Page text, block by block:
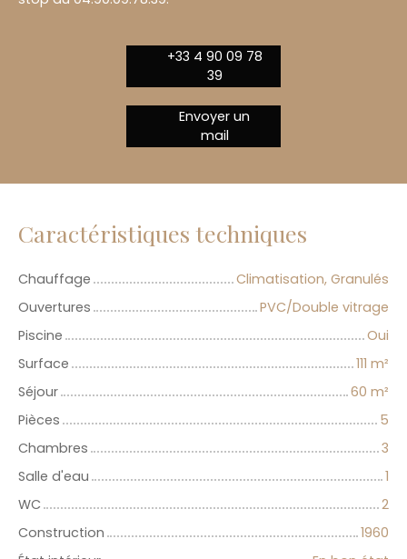
+33 4 90 09 78
39
Envoyer un
mail
Caractéristiques techniques
Chauffage
Climatisation, Granulés
Ouvertures
PVC/Double vitrage
Piscine
Oui
Surface
111 m²
Séjour
60 m²
Pièces
5
Chambres
3
Salle d'eau
1
WC
2
Construction
1960